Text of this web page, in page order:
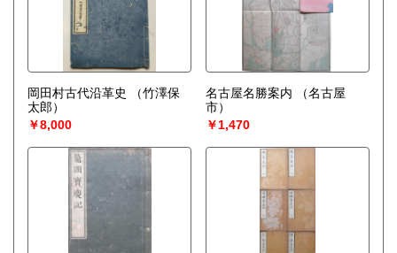
岡田村古代沿革史
（竹澤保
太郎）
￥8,000
名古屋名勝案内
（名古屋
市）
￥1,470